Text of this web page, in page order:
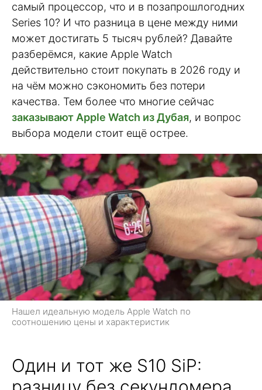
самый процессор, что и в позапрошлогодних
Series 10? И что разница в цене между ними
может достигать 5 тысяч рублей? Давайте
разберёмся, какие Apple Watch
действительно стоит покупать в 2026 году и
на чём можно сэкономить без потери
качества. Тем более что многие сейчас
заказывают Apple Watch из Дубая, и вопрос
выбора модели стоит ещё острее.
Нашел идеальную модель Apple Watch по
соотношению цены и характеристик
Один и тот же S10 SiP: